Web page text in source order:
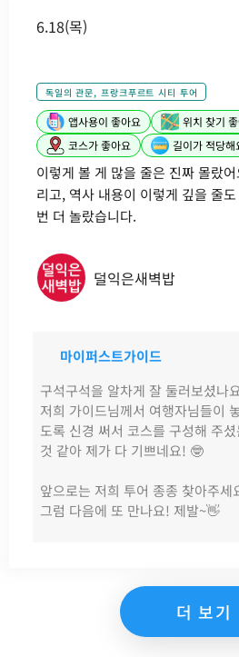
6.18(목)
독일의 관문, 프랑크푸르트 시티 투어
앱사용이 좋아요 위치 찾기
코스가 좋아요
길이가 적당해
이렇게 볼 게 많을 줄은 진짜 몰랐
리고, 역사 내용이 이렇게 깊을 줄
번 더 놀랐습니다.
덜익은새벽밥
마이퍼스트가이드
구석구석을 알차게 잘 둘러보셨나
저희 가이드님께서 여행자님들이
도록 신경 써서 코스를 구성해 주
것 같아 제가 다 기쁘네요! 🤓
앞으로는 저희 투어 종종 찾아주세
그럼 다음에 또 만나요! 제발~👋
더 보기